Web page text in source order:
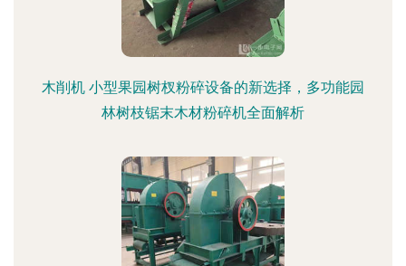
木削机 小型果园树杈粉碎设备的新选择，多功能园
林树枝锯末木材粉碎机全面解析